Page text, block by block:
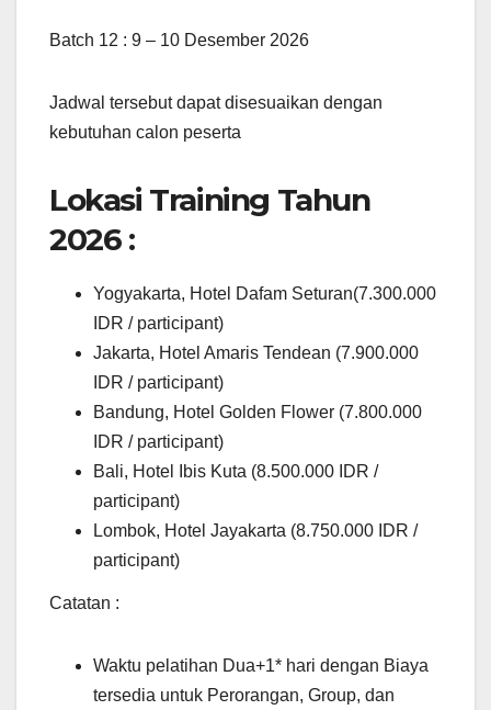
Batch 12 : 9 – 10 Desember 2026
Jadwal tersebut dapat disesuaikan dengan
kebutuhan calon peserta
Lokasi Training Tahun
2026 :
Yogyakarta, Hotel Dafam Seturan(7.300.000
IDR / participant)
Jakarta, Hotel Amaris Tendean (7.900.000
IDR / participant)
Bandung, Hotel Golden Flower (7.800.000
IDR / participant)
Bali, Hotel Ibis Kuta (8.500.000 IDR /
participant)
Lombok, Hotel Jayakarta (8.750.000 IDR /
participant)
Catatan :
Waktu pelatihan Dua+1* hari dengan Biaya
tersedia untuk Perorangan, Group, dan